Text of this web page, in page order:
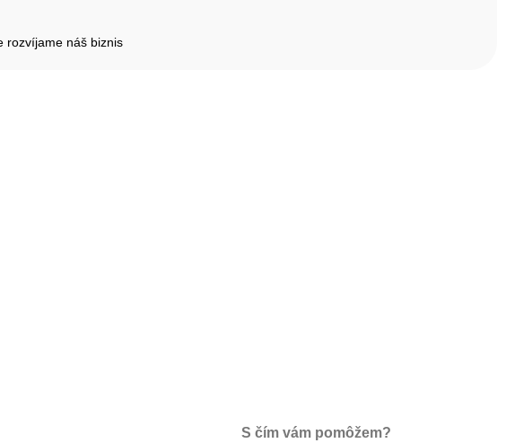
rozvíjame náš biznis
S čím vám pomôžem?